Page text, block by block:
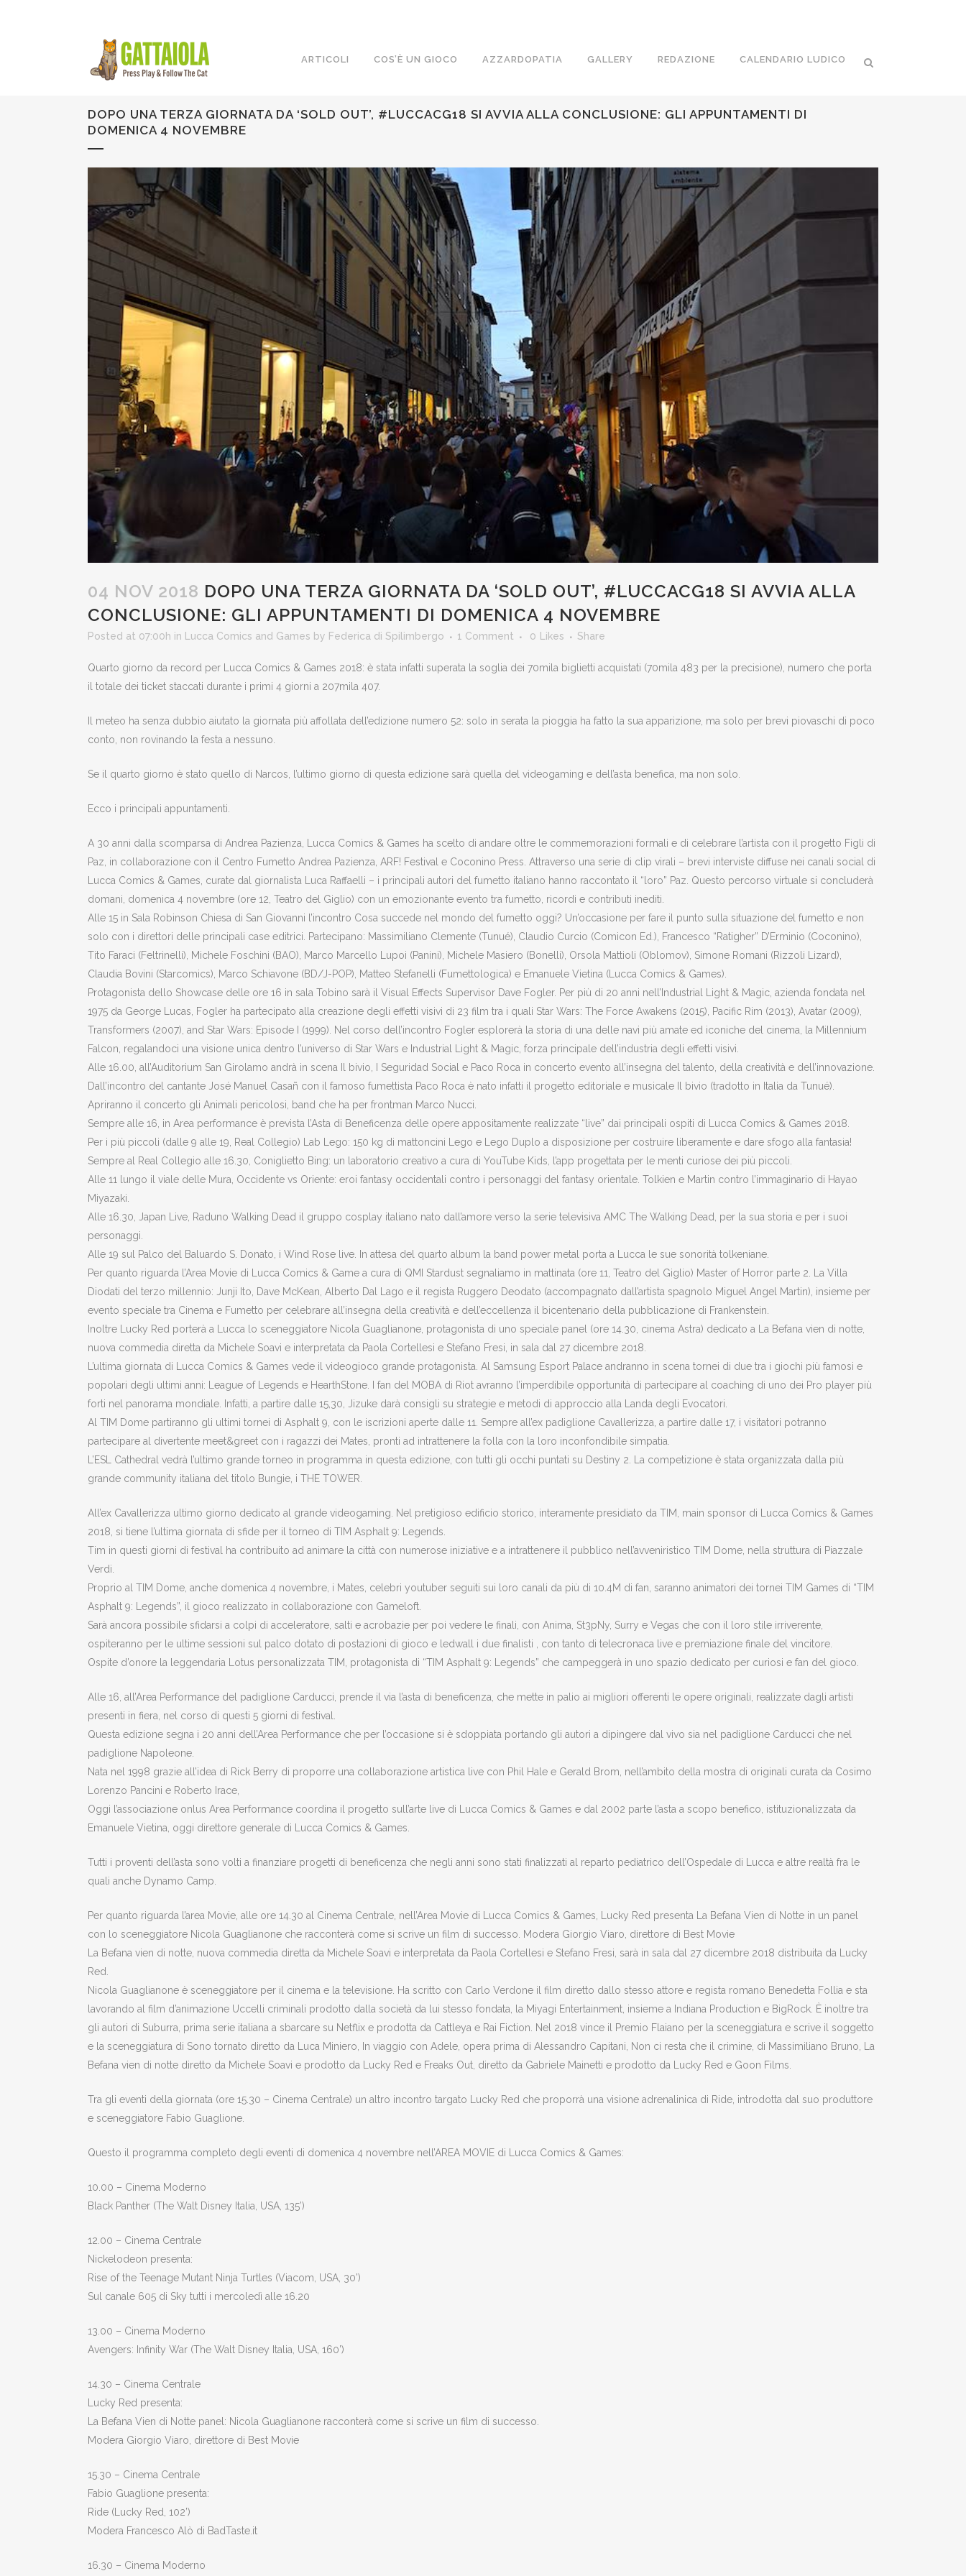
ARTICOLI COS’È UN GIOCO AZZARDOPATIA GALLERY REDAZIONE CALENDARIO LUDICO
DOPO UNA TERZA GIORNATA DA ‘SOLD OUT’, #LUCCACG18 SI AVVIA ALLA CONCLUSIONE: GLI APPUNTAMENTI DI
DOMENICA 4 NOVEMBRE
04 NOV 2018 DOPO UNA TERZA GIORNATA DA ‘SOLD OUT’, #LUCCACG18 SI AVVIA ALLA
CONCLUSIONE: GLI APPUNTAMENTI DI DOMENICA 4 NOVEMBRE
Posted at 07:00h in Lucca Comics and Games by Federica di Spilimbergo 1 Comment 0 Likes Share
Quarto giorno da record per Lucca Comics & Games 2018: è stata infatti superata la soglia dei 70mila biglietti acquistati (70mila 483 per la precisione), numero che porta
il totale dei ticket staccati durante i primi 4 giorni a 207mila 407.
Il meteo ha senza dubbio aiutato la giornata più affollata dell’edizione numero 52: solo in serata la pioggia ha fatto la sua apparizione, ma solo per brevi piovaschi di poco
conto, non rovinando la festa a nessuno.
Se il quarto giorno è stato quello di Narcos, l’ultimo giorno di questa edizione sarà quella del videogaming e dell’asta benefica, ma non solo.
Ecco i principali appuntamenti.
A 30 anni dalla scomparsa di Andrea Pazienza, Lucca Comics & Games ha scelto di andare oltre le commemorazioni formali e di celebrare l’artista con il progetto Figli di
Paz, in collaborazione con il Centro Fumetto Andrea Pazienza, ARF! Festival e Coconino Press. Attraverso una serie di clip virali – brevi interviste diffuse nei canali social di
Lucca Comics & Games, curate dal giornalista Luca Raffaelli – i principali autori del fumetto italiano hanno raccontato il “loro” Paz. Questo percorso virtuale si concluderà
domani, domenica 4 novembre (ore 12, Teatro del Giglio) con un emozionante evento tra fumetto, ricordi e contributi inediti.
Alle 15 in Sala Robinson Chiesa di San Giovanni l’incontro Cosa succede nel mondo del fumetto oggi? Un’occasione per fare il punto sulla situazione del fumetto e non
solo con i direttori delle principali case editrici. Partecipano: Massimiliano Clemente (Tunué), Claudio Curcio (Comicon Ed.), Francesco “Ratigher” D’Erminio (Coconino),
Tito Faraci (Feltrinelli), Michele Foschini (BAO), Marco Marcello Lupoi (Panini), Michele Masiero (Bonelli), Orsola Mattioli (Oblomov), Simone Romani (Rizzoli Lizard),
Claudia Bovini (Starcomics), Marco Schiavone (BD/J-POP), Matteo Stefanelli (Fumettologica) e Emanuele Vietina (Lucca Comics & Games).
Protagonista dello Showcase delle ore 16 in sala Tobino sarà il Visual Effects Supervisor Dave Fogler. Per più di 20 anni nell’Industrial Light & Magic, azienda fondata nel
1975 da George Lucas, Fogler ha partecipato alla creazione degli effetti visivi di 23 film tra i quali Star Wars: The Force Awakens (2015), Pacific Rim (2013), Avatar (2009),
Transformers (2007), and Star Wars: Episode I (1999). Nel corso dell’incontro Fogler esplorerà la storia di una delle navi più amate ed iconiche del cinema, la Millennium
Falcon, regalandoci una visione unica dentro l’universo di Star Wars e Industrial Light & Magic, forza principale dell’industria degli effetti visivi.
Alle 16.00, all’Auditorium San Girolamo andrà in scena Il bivio, I Seguridad Social e Paco Roca in concerto evento all’insegna del talento, della creatività e dell’innovazione.
Dall’incontro del cantante José Manuel Casañ con il famoso fumettista Paco Roca è nato infatti il progetto editoriale e musicale Il bivio (tradotto in Italia da Tunué).
Apriranno il concerto gli Animali pericolosi, band che ha per frontman Marco Nucci.
Sempre alle 16, in Area performance è prevista l’Asta di Beneficenza delle opere appositamente realizzate “live” dai principali ospiti di Lucca Comics & Games 2018.
Per i più piccoli (dalle 9 alle 19, Real Collegio) Lab Lego: 150 kg di mattoncini Lego e Lego Duplo a disposizione per costruire liberamente e dare sfogo alla fantasia!
Sempre al Real Collegio alle 16.30, Coniglietto Bing: un laboratorio creativo a cura di YouTube Kids, l’app progettata per le menti curiose dei più piccoli.
Alle 11 lungo il viale delle Mura, Occidente vs Oriente: eroi fantasy occidentali contro i personaggi del fantasy orientale. Tolkien e Martin contro l’immaginario di Hayao
Miyazaki.
Alle 16.30, Japan Live, Raduno Walking Dead il gruppo cosplay italiano nato dall’amore verso la serie televisiva AMC The Walking Dead, per la sua storia e per i suoi
personaggi.
Alle 19 sul Palco del Baluardo S. Donato, i Wind Rose live. In attesa del quarto album la band power metal porta a Lucca le sue sonorità tolkeniane.
Per quanto riguarda l’Area Movie di Lucca Comics & Game a cura di QMI Stardust segnaliamo in mattinata (ore 11, Teatro del Giglio) Master of Horror parte 2. La Villa
Diodati del terzo millennio: Junji Ito, Dave McKean, Alberto Dal Lago e il regista Ruggero Deodato (accompagnato dall’artista spagnolo Miguel Angel Martin), insieme per
evento speciale tra Cinema e Fumetto per celebrare all’insegna della creatività e dell’eccellenza il bicentenario della pubblicazione di Frankenstein.
Inoltre Lucky Red porterà a Lucca lo sceneggiatore Nicola Guaglianone, protagonista di uno speciale panel (ore 14.30, cinema Astra) dedicato a La Befana vien di notte,
nuova commedia diretta da Michele Soavi e interpretata da Paola Cortellesi e Stefano Fresi, in sala dal 27 dicembre 2018.
L’ultima giornata di Lucca Comics & Games vede il videogioco grande protagonista. Al Samsung Esport Palace andranno in scena tornei di due tra i giochi più famosi e
popolari degli ultimi anni: League of Legends e HearthStone. I fan del MOBA di Riot avranno l’imperdibile opportunità di partecipare al coaching di uno dei Pro player più
forti nel panorama mondiale. Infatti, a partire dalle 15,30, Jizuke darà consigli su strategie e metodi di approccio alla Landa degli Evocatori.
Al TIM Dome partiranno gli ultimi tornei di Asphalt 9, con le iscrizioni aperte dalle 11. Sempre all’ex padiglione Cavallerizza, a partire dalle 17, i visitatori potranno
partecipare al divertente meet&greet con i ragazzi dei Mates, pronti ad intrattenere la folla con la loro inconfondibile simpatia.
L’ESL Cathedral vedrà l’ultimo grande torneo in programma in questa edizione, con tutti gli occhi puntati su Destiny 2. La competizione è stata organizzata dalla più
grande community italiana del titolo Bungie, i THE TOWER.
All’ex Cavallerizza ultimo giorno dedicato al grande videogaming. Nel pretigioso edificio storico, interamente presidiato da TIM, main sponsor di Lucca Comics & Games
2018, si tiene l’ultima giornata di sfide per il torneo di TIM Asphalt 9: Legends.
Tim in questi giorni di festival ha contribuito ad animare la città con numerose iniziative e a intrattenere il pubblico nell’avveniristico TIM Dome, nella struttura di Piazzale
Verdi.
Proprio al TIM Dome, anche domenica 4 novembre, i Mates, celebri youtuber seguiti sui loro canali da più di 10.4M di fan, saranno animatori dei tornei TIM Games di “TIM
Asphalt 9: Legends”, il gioco realizzato in collaborazione con Gameloft.
Sarà ancora possibile sfidarsi a colpi di acceleratore, salti e acrobazie per poi vedere le finali, con Anima, St3pNy, Surry e Vegas che con il loro stile irriverente,
ospiteranno per le ultime sessioni sul palco dotato di postazioni di gioco e ledwall i due finalisti , con tanto di telecronaca live e premiazione finale del vincitore.
Ospite d’onore la leggendaria Lotus personalizzata TIM, protagonista di “TIM Asphalt 9: Legends” che campeggerà in uno spazio dedicato per curiosi e fan del gioco.
Alle 16, all’Area Performance del padiglione Carducci, prende il via l’asta di beneficenza, che mette in palio ai migliori offerenti le opere originali, realizzate dagli artisti
presenti in fiera, nel corso di questi 5 giorni di festival.
Questa edizione segna i 20 anni dell’Area Performance che per l’occasione si è sdoppiata portando gli autori a dipingere dal vivo sia nel padiglione Carducci che nel
padiglione Napoleone.
Nata nel 1998 grazie all’idea di Rick Berry di proporre una collaborazione artistica live con Phil Hale e Gerald Brom, nell’ambito della mostra di originali curata da Cosimo
Lorenzo Pancini e Roberto Irace,
Oggi l’associazione onlus Area Performance coordina il progetto sull’arte live di Lucca Comics & Games e dal 2002 parte l’asta a scopo benefico, istituzionalizzata da
Emanuele Vietina, oggi direttore generale di Lucca Comics & Games.
Tutti i proventi dell’asta sono volti a finanziare progetti di beneficenza che negli anni sono stati finalizzati al reparto pediatrico dell’Ospedale di Lucca e altre realtà fra le
quali anche Dynamo Camp.
Per quanto riguarda l’area Movie, alle ore 14.30 al Cinema Centrale, nell’Area Movie di Lucca Comics & Games, Lucky Red presenta La Befana Vien di Notte in un panel
con lo sceneggiatore Nicola Guaglianone che racconterà come si scrive un film di successo. Modera Giorgio Viaro, direttore di Best Movie
La Befana vien di notte, nuova commedia diretta da Michele Soavi e interpretata da Paola Cortellesi e Stefano Fresi, sarà in sala dal 27 dicembre 2018 distribuita da Lucky
Red.
Nicola Guaglianone è sceneggiatore per il cinema e la televisione. Ha scritto con Carlo Verdone il film diretto dallo stesso attore e regista romano Benedetta Follia e sta
lavorando al film d’animazione Uccelli criminali prodotto dalla società da lui stesso fondata, la Miyagi Entertainment, insieme a Indiana Production e BigRock. È inoltre tra
gli autori di Suburra, prima serie italiana a sbarcare su Netflix e prodotta da Cattleya e Rai Fiction. Nel 2018 vince il Premio Flaiano per la sceneggiatura e scrive il soggetto
e la sceneggiatura di Sono tornato diretto da Luca Miniero, In viaggio con Adele, opera prima di Alessandro Capitani, Non ci resta che il crimine, di Massimiliano Bruno, La
Befana vien di notte diretto da Michele Soavi e prodotto da Lucky Red e Freaks Out, diretto da Gabriele Mainetti e prodotto da Lucky Red e Goon Films.
Tra gli eventi della giornata (ore 15.30 – Cinema Centrale) un altro incontro targato Lucky Red che proporrà una visione adrenalinica di Ride, introdotta dal suo produttore
e sceneggiatore Fabio Guaglione.
Questo il programma completo degli eventi di domenica 4 novembre nell’AREA MOVIE di Lucca Comics & Games:
10.00 – Cinema Moderno
Black Panther (The Walt Disney Italia, USA, 135’)
12.00 – Cinema Centrale
Nickelodeon presenta:
Rise of the Teenage Mutant Ninja Turtles (Viacom, USA, 30’)
Sul canale 605 di Sky tutti i mercoledì alle 16.20
13.00 – Cinema Moderno
Avengers: Infinity War (The Walt Disney Italia, USA, 160’)
14.30 – Cinema Centrale
Lucky Red presenta:
La Befana Vien di Notte panel: Nicola Guaglianone racconterà come si scrive un film di successo.
Modera Giorgio Viaro, direttore di Best Movie
15.30 – Cinema Centrale
Fabio Guaglione presenta:
Ride (Lucky Red, 102’)
Modera Francesco Alò di BadTaste.it
16.30 – Cinema Moderno